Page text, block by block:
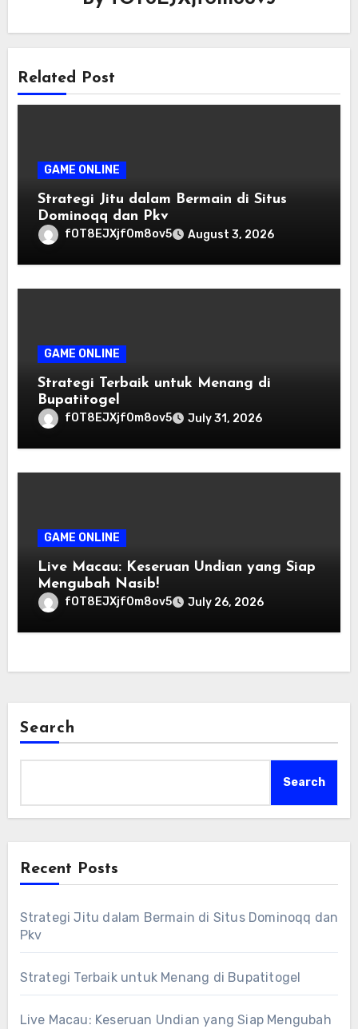
Related Post
GAME ONLINE
Strategi Jitu dalam Bermain di Situs
Dominoqq dan Pkv
fOT8EJXjf0m8ov5 August 3, 2026
GAME ONLINE
Strategi Terbaik untuk Menang di
Bupatitogel
fOT8EJXjf0m8ov5 July 31, 2026
GAME ONLINE
Live Macau: Keseruan Undian yang Siap
Mengubah Nasib!
fOT8EJXjf0m8ov5 July 26, 2026
Search
Search
Recent Posts
Strategi Jitu dalam Bermain di Situs Dominoqq dan
Pkv
Strategi Terbaik untuk Menang di Bupatitogel
Live Macau: Keseruan Undian yang Siap Mengubah